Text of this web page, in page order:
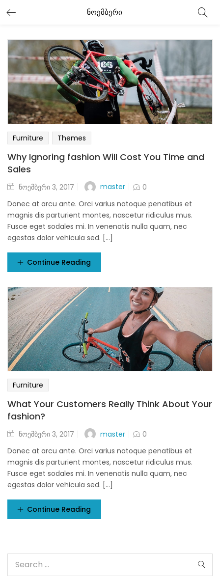
ნოემბერი
Furniture Themes
Why Ignoring fashion Will Cost You Time and
Sales
Posted
ნოემბერი 3, 2017 master
0
Donec at arcu ante. Orci varius natoque penatibus et
magnis dis parturient montes, nascetur ridiculus mus.
Fusce eget sodales mi. In venenatis nulla quam, nec
egestas dolor vehicula sed. [...]
Continue Reading
Furniture
What Your Customers Really Think About Your
fashion?
Posted
ნოემბერი 3, 2017 master
0
Donec at arcu ante. Orci varius natoque penatibus et
magnis dis parturient montes, nascetur ridiculus mus.
Fusce eget sodales mi. In venenatis nulla quam, nec
egestas dolor vehicula sed. [...]
Continue Reading